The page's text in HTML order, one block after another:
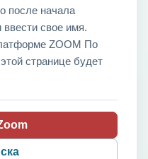
после начала
ввести свое имя.
ZOOM По
странице будет